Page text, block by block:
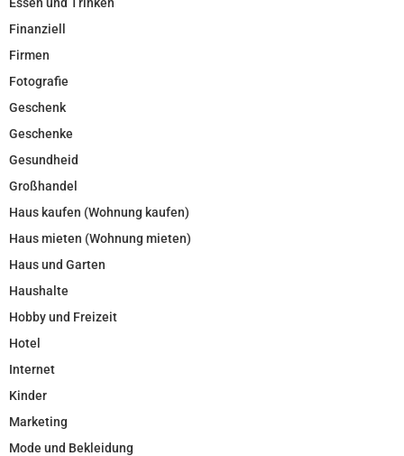
Finanziell
Firmen
Fotografie
Geschenk
Geschenke
Gesundheid
Großhandel
Haus kaufen (Wohnung kaufen)
Haus mieten (Wohnung mieten)
Haus und Garten
Haushalte
Hobby und Freizeit
Hotel
Internet
Kinder
Marketing
Mode und Bekleidung